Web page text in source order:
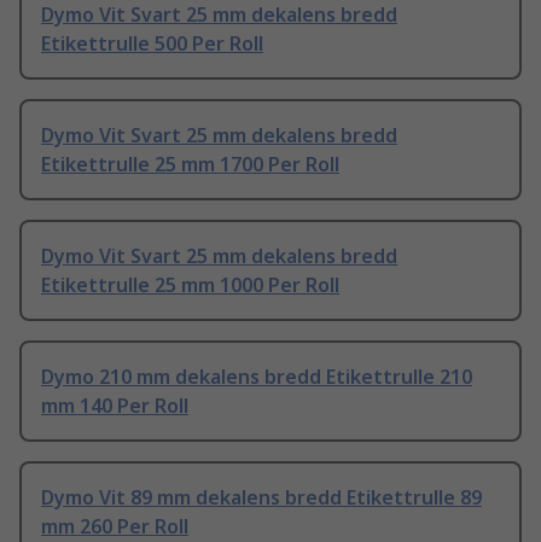
Dymo Vit Svart 25 mm dekalens bredd
Etikettrulle 500 Per Roll
Dymo Vit Svart 25 mm dekalens bredd
Etikettrulle 25 mm 1700 Per Roll
Dymo Vit Svart 25 mm dekalens bredd
Etikettrulle 25 mm 1000 Per Roll
Dymo 210 mm dekalens bredd Etikettrulle 210
mm 140 Per Roll
Dymo Vit 89 mm dekalens bredd Etikettrulle 89
mm 260 Per Roll